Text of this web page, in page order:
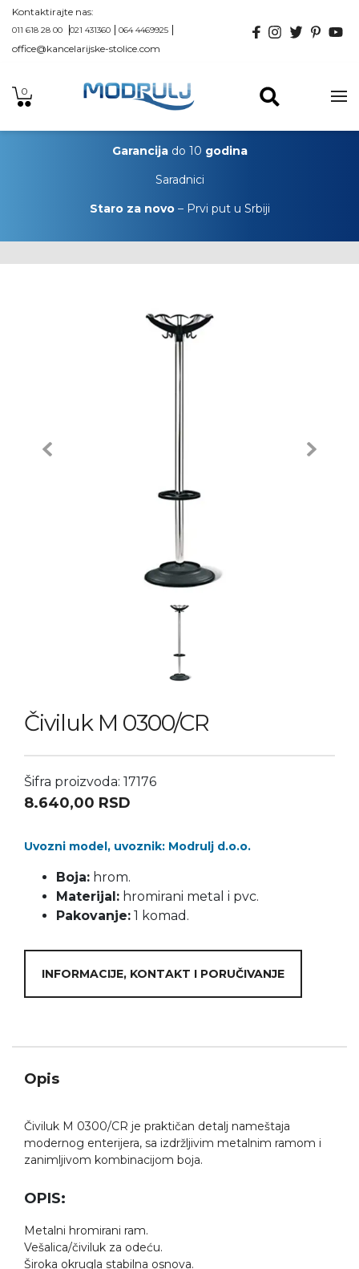
Kontaktirajte nas:
011 618 28 00 021 431360 064 4469925
office@kancelarijske-stolice.com
0
Garancijado 10 godina
Saradnici
Staro za novo– Prvi put u Srbiji
Previous Next
Čiviluk M 0300/CR
Šifra proizvoda: 17176
8.640,00 RSD
Uvozni model, uvoznik: Modrulj d.o.o.
Boja: hrom.
Materijal: hromirani metal i pvc.
Pakovanje: 1 komad.
INFORMACIJE, KONTAKT I PORUČIVANJE
Opis
Čiviluk M 0300/CR je praktičan detalj nameštaja
modernog enterijera, sa izdržljivim metalnim ramom i
zanimljivom kombinacijom boja.
OPIS:
Metalni hromirani ram.
Vešalica/čiviluk za odeću.
Široka okrugla stabilna osnova.